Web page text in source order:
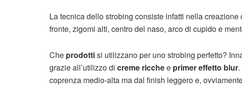
La tecnica dello strobing consiste infatti nella creazione
fronte, zigomi alti, centro del naso, arco di cupido e
Che prodottisi utilizzano per uno strobing perfetto?
grazie all’utilizzo di creme ricchee primer effetto blur
coprenza medio-alta ma dal finish leggero e,